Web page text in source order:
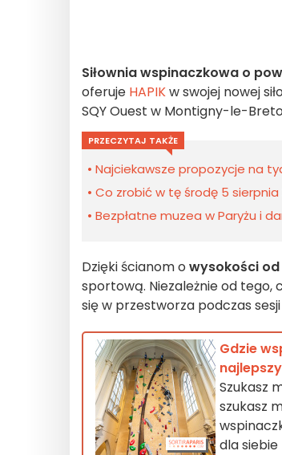
Siłownia wspinaczkowa o
oferuje HAPIKw swojej nowej
SQY Ouest w Montigny-le-
PRZECZYTAJ TAKŻE
Najciekawsze propozycje na
Co zrobić w tę środę 5 sierpnia
Bezpłatne muzea w Paryżu i
Dzięki ścianom o wysokości
sportową. Niezależnie od tego,
się w przestworza podczas
Gdzie
Szukasz
szukasz
dla